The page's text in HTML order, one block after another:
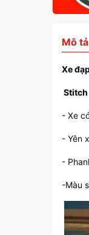
Mô
Xe
Stitch
- Xe
- Yên
-
-Màu